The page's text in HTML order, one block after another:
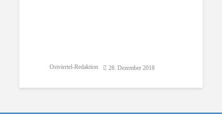
Ostviertel-Redaktion 28. Dezember 2018